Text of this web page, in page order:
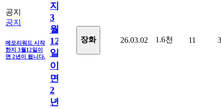
공지
공지
메모리워드 시작
한지 3월12일이
면 2년이 됩니다.
지
3
월
12
일
이
면
2
년
장화 26.03.02 1.6천 11 3